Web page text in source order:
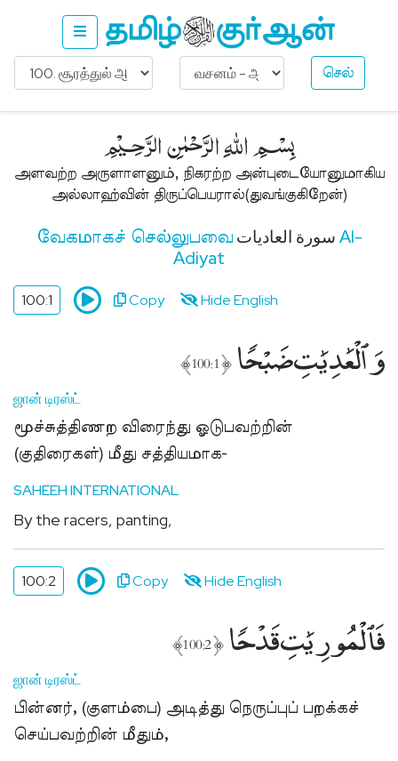
Ask
About
பற்றி
கேளுங்கள்
(Non-
Muslims)
மதத்தினர்)
Sponsor
Quran
Non-
Muslims
குர்ஆன்
வழங்க
உதவுங்கள்
Non-
Muslims
நோன்பு
நோற்கும்
செல்
﷽
அளவற்ற அருளாளனும், நிகரற்ற அன்புடையோனுமாகிய
அல்லாஹ்வின் திருப்பெயரால்(துவங்குகிறேன்)
வேகமாகச் செல்லுபவை سورة العادياتAl-
Adiyat
100:1 Copy Hide English
وَٱلْعَٰدِيَٰتِ ضَبْحًۭا ﴿100:1﴾
ஜான் டிரஸ்ட்
மூச்சுத்திணற விரைந்து ஓடுபவற்றின்
(குதிரைகள்) மீது சத்தியமாக-
SAHEEH INTERNATIONAL
By the racers, panting,
100:2 Copy Hide English
فَٱلْمُورِيَٰتِ قَدْحًۭا ﴿100:2﴾
ஜான் டிரஸ்ட்
பின்னர், (குளம்பை) அடித்து நெருப்புப் பறக்கச்
செய்பவற்றின் மீதும்,